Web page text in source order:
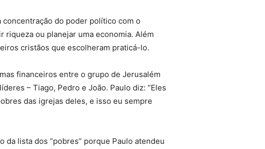
do poder político com o
riqueza ou planejar uma economia. Além
cristãos que escolheram praticá-lo.
financeiros entre o grupo de Jerusalém
– Tiago, Pedro e João. Paulo diz: “Eles
das igrejas deles, e isso eu sempre
lista dos “pobres” porque Paulo atendeu